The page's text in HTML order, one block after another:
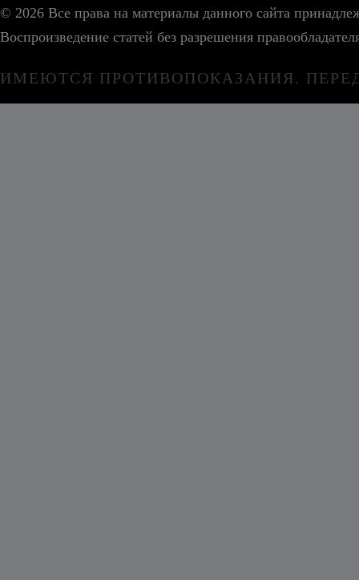
© 2026 Все права на материалы данного сайта
Воспроизведение статей без разрешения
ИМЕЮТСЯ ПРОТИВОПОКАЗАНИЯ.